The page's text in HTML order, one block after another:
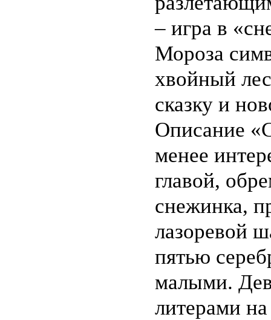
– игра в
Мороза
хвойный
сказку и
Описание
менее
главой,
снежинка,
лазоревой
пятью
малыми.
литерами